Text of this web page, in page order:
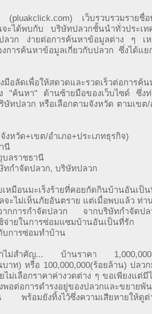
(pluakclick.com) เว็บรวบรวมรายชื่อ
ได้พบกับ บริษัทปลวกชั้นนำทั่วประเ
ลวก ง่ายต่อการค้นหาข้อมูลต่าง ๆ เห
การค้นหาข้อมูลเกี่ยวกับปลวก ซึ่งได้แ
มือลัดเพื่อให้สดวดและรวดเร็วต่อการค้
"ค้นหา" ด้านซ้ายมือของเว็บไซด์ ซึ่งท่
ทปลวก หรือเลือกตามจังหวัด ตามเขต/
งหวัด+เขต/อำเภอ+ประเภทธุรกิจ)
นี
บลราชธานี
ทกำจัดปลวก, บริษัทปลวก
หมือนมะเร็งร้ายที่คอยกัดกินบ้านอันเป็
จะไม่เห็นภัยอันตราย แต่เมื่อพบแล้ว ท่า
ากการกำจัดปลวก จากบริษัทกำจัดปล
ใช้จ่ายในการซ่อมแซมบ้านอันเป็นที่
บการซ่อมทำบ้าน
ม่สำคัญ... บ้านราคา 1,000,000(
บาท) หรือ 100,000,000(ร้อยล้าน) ปลว
ม่เลือกราคาค่างวดต่าง ๆ ขอเพียงแต่มี
พอต่อการดำรงอยู่ของปลวกและขยายพั
น พร้อมยังทิ้งไว้ซึ่งความเสียหายให้ดู